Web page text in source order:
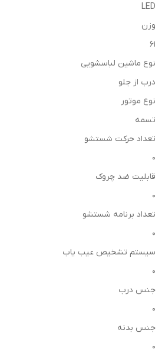
LED
وزن
61
نوع ماشین لباسشویی
درب از جلو
نوع موتور
تسمه
تعداد حرکت شستشو
0
قابلیت ضد چروک
0
تعداد برنامه شستشو
0
سیستم تشخیص عیب یاب
0
جنس درب
0
جنس بدنه
0